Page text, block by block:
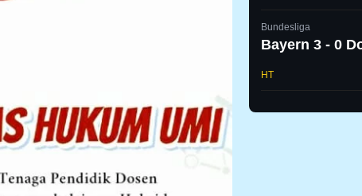
Bundesliga
Bayern 3 - 0
HT